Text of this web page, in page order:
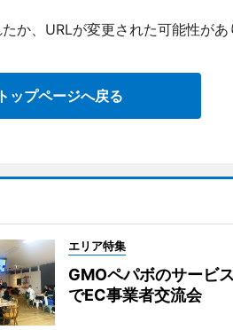
か、URLが変更された可能性があ
ップページへ戻る
エリア特集
GMOペパボのサービ
でEC事業者交流会